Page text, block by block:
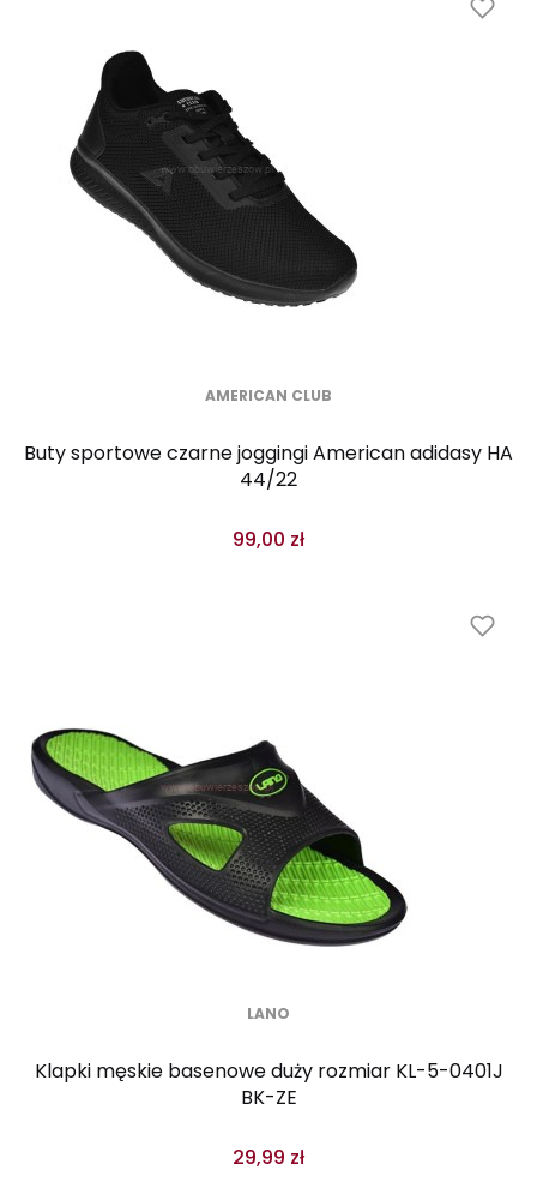
AMERICAN CLUB
Buty sportowe czarne joggingi American adidasy HA
44/22
99,00 zł
LANO
Klapki męskie basenowe duży rozmiar KL-5-0401J
BK-ZE
29,99 zł